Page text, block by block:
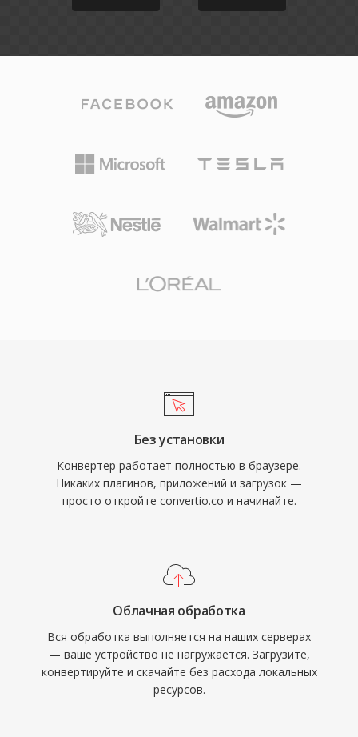
Без установки
Конвертер работает полностью в браузере.
Никаких плагинов, приложений и загрузок —
просто откройте convertio.co и начинайте.
Облачная обработка
Вся обработка выполняется на наших серверах
— ваше устройство не нагружается. Загрузите,
конвертируйте и скачайте без расхода локальных
ресурсов.